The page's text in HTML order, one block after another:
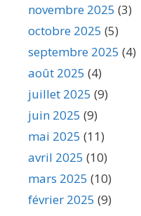
novembre 2025 (3)
octobre 2025 (5)
septembre 2025 (4)
août 2025 (4)
juillet 2025 (9)
juin 2025 (9)
mai 2025 (11)
avril 2025 (10)
mars 2025 (10)
février 2025 (9)